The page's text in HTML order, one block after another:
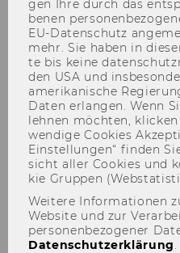
Lukas Sablica
Der Inhalt dieser
Englisch verfügbar.
gen Ihre durch das
be­nen
EU-​Datenschutz
mehr. Sie haben in
te bis keine
den USA und
amerikanische
Daten er­lan­gen. Wenn
leh­nen möch­ten,
wen­di­ge Coo­kies
Ein­stel­lun­gen“ fin­den
sicht aller Coo­kies und
kie Grup­pen
Weitere Informationen
Website und zur
personenbezogener
Datenschutzerklärung